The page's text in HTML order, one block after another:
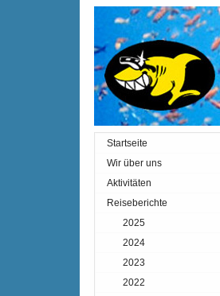
Startseite
Wir über uns
Aktivitäten
Reiseberichte
2025
2024
2023
2022